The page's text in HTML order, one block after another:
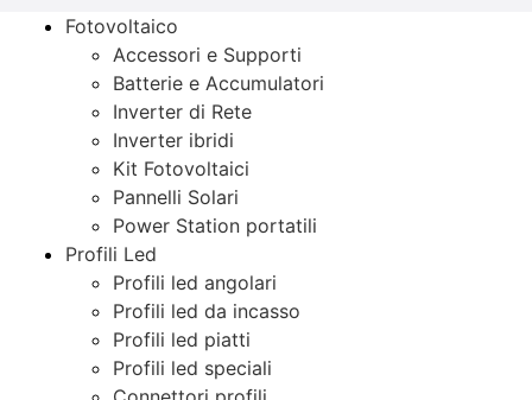
Fotovoltaico
Accessori e Supporti
Batterie e Accumulatori
Inverter di Rete
Inverter ibridi
Kit Fotovoltaici
Pannelli Solari
Power Station portatili
Profili Led
Profili led angolari
Profili led da incasso
Profili led piatti
Profili led speciali